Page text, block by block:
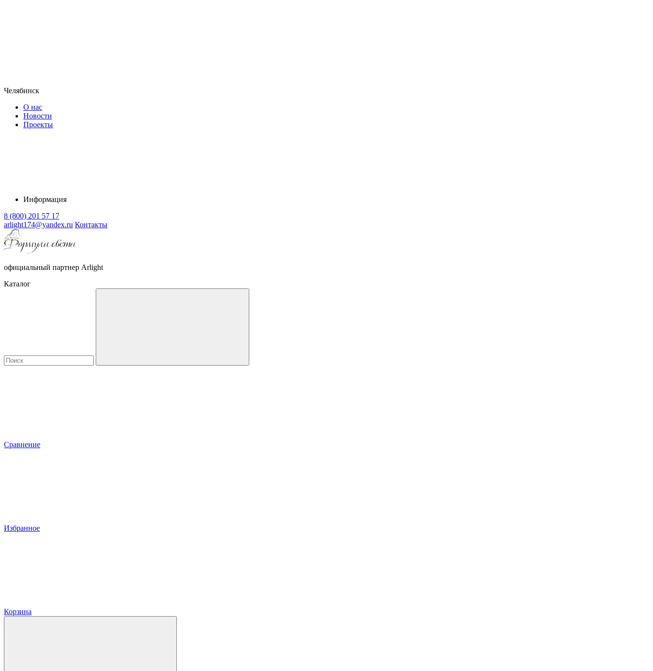
Челябинск
О нас
Новости
Проекты
Информация
8 (800) 201 57 17
arlight174@yandex.ru Контакты
официальный партнер Arlight
Каталог
Сравнение
Избранное
Корзина